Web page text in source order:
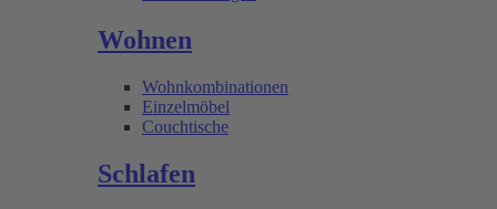
Wohnen
Wohnkombinationen
Einzelmöbel
Couchtische
Schlafen